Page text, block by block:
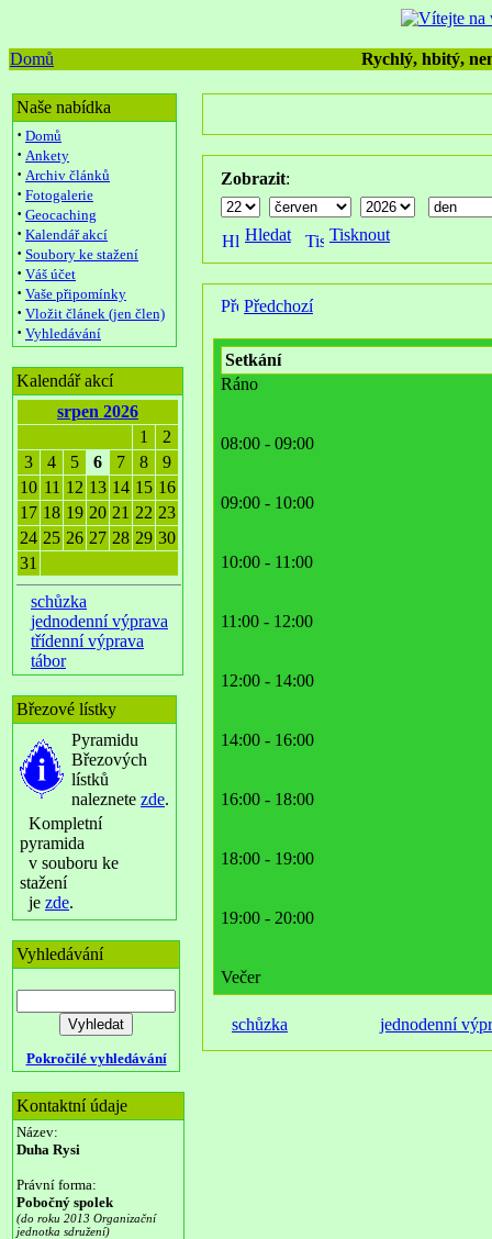
Domů Rychlý, hbitý,
Naše nabídka
· Domů
· Ankety
· Archiv článků
· Fotogalerie
· Geocaching
· Kalendář akcí
· Soubory ke stažení
· Váš účet
· Vaše připomínky
· Vložit článek (jen člen)
· Vyhledávání
Kalendář akcí
srpen 2026
1
2
3
4 5 6 7 8
9
10 11 12 13 14 15 16
17 18 19 20 21 22 23
24 25 26 27 28 29 30
31
schůzka
jednodenní výprava
třídenní výprava
tábor
Březové lístky
Pyramidu
Březových
lístků
naleznete zde.
Kompletní
pyramida
v souboru ke
stažení
je zde.
Vyhledávání
Pokročilé vyhledávání
Kontaktní údaje
Název:
Duha Rysi
Právní forma:
Pobočný spolek
(do roku 2013 Organizační
jednotka sdružení)
Zobrazit:
Hledat Tisknout
Předchozí
Setkání
Ráno
08:00 - 09:00
09:00 - 10:00
10:00 - 11:00
11:00 - 12:00
12:00 - 14:00
14:00 - 16:00
16:00 - 18:00
18:00 - 19:00
19:00 - 20:00
Večer
schůzka jednodenní